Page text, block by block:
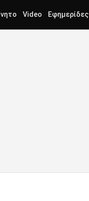
Video Εφημερίδες